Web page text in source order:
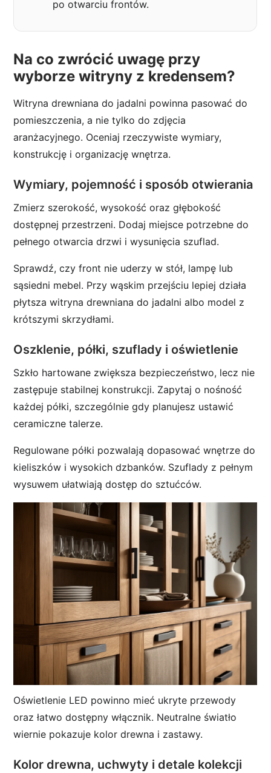
po otwarciu frontów.
Na co zwrócić uwagę przy
wyborze witryny z kredensem?
Witryna drewniana do jadalni powinna pasować do
pomieszczenia, a nie tylko do zdjęcia
aranżacyjnego. Oceniaj rzeczywiste wymiary,
konstrukcję i organizację wnętrza.
Wymiary, pojemność i sposób otwierania
Zmierz szerokość, wysokość oraz głębokość
dostępnej przestrzeni. Dodaj miejsce potrzebne do
pełnego otwarcia drzwi i wysunięcia szuflad.
Sprawdź, czy front nie uderzy w stół, lampę lub
sąsiedni mebel. Przy wąskim przejściu lepiej działa
płytsza witryna drewniana do jadalni albo model z
krótszymi skrzydłami.
Oszklenie, półki, szuflady i oświetlenie
Szkło hartowane zwiększa bezpieczeństwo, lecz nie
zastępuje stabilnej konstrukcji. Zapytaj o nośność
każdej półki, szczególnie gdy planujesz ustawić
ceramiczne talerze.
Regulowane półki pozwalają dopasować wnętrze do
kieliszków i wysokich dzbanków. Szuflady z pełnym
wysuwem ułatwiają dostęp do sztućców.
Oświetlenie LED powinno mieć ukryte przewody
oraz łatwo dostępny włącznik. Neutralne światło
wiernie pokazuje kolor drewna i zastawy.
Kolor drewna, uchwyty i detale kolekcji